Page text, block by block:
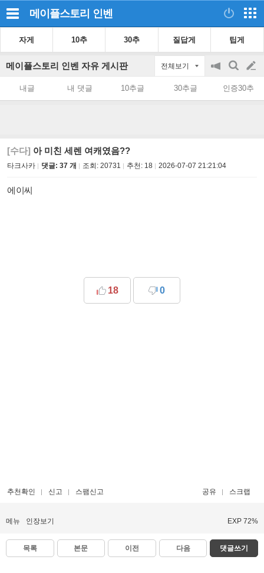
메이플스토리 인벤
자게 10추 30추 질답게 팁게
메이플스토리 인벤 자유 게시판 전체보기
공
on/off
검
색
글
쓰
내글 내 댓글 10추글 30추글 인증30추
[수다] 아 미친 세렌 여캐였음??
타크사카 댓글: 37 개 조회: 20731 추천: 18 2026-07-07 21:21:04
에이씨
18 0
추천확인 신고 스팸신고 공유 스크랩
메뉴 인장보기 EXP 72%
목록 본문 이전 다음 댓글쓰기